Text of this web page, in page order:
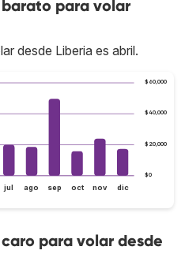
barato para volar
desde Liberia es abril.
$0
$20,000
$40,000
$60,000
jul ago sep oct nov dic
para volar desde